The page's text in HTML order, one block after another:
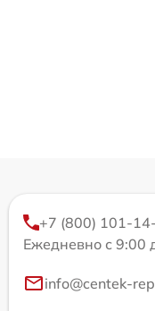
+7 (800) 101-
Ежедневно с 9:00
info@centek-